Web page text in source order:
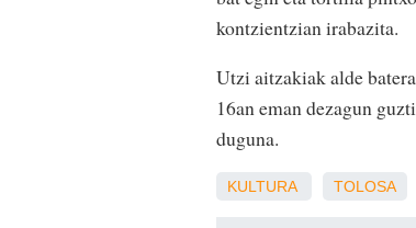
kontzientzian irabazita.
Utzi aitzakiak alde
16an eman dezagun
duguna.
KULTURA TOLOSA